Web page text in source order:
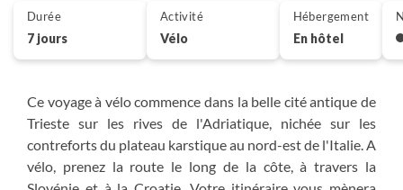
Ce voyage à vélo commence dans la belle cité antique de
Trieste sur les rives de l'Adriatique, nichée sur les
contreforts du plateau karstique au nord-est de l'Italie. A
vélo, prenez la route le long de la côte, à travers la
Durée
7 jours
Activité
Vélo
Hébergement
En hôtel